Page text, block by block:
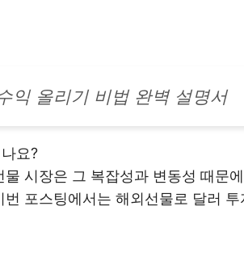
익 올리기 비법 완벽 설명서
요?
시장은 그 복잡성과 변동성 때문
포스팅에서는 해외선물로 달러